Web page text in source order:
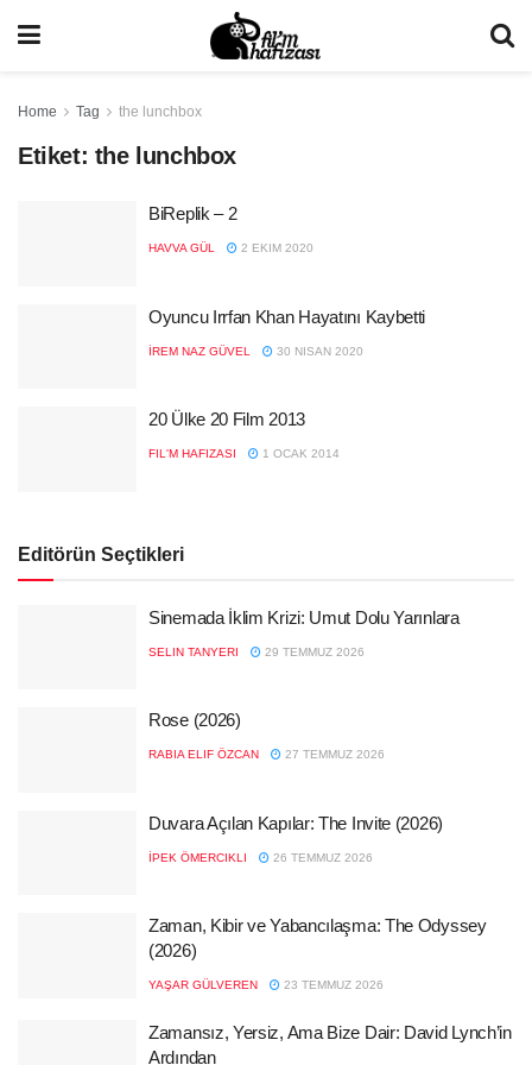
Home Tag the lunchbox
Etiket: the lunchbox
BiReplik – 2
HAVVA GÜL 2 EKIM 2020
Oyuncu Irrfan Khan Hayatını Kaybetti
İREM NAZ GÜVEL 30 NISAN 2020
20 Ülke 20 Film 2013
FIL'M HAFIZASI 1 OCAK 2014
Editörün Seçtikleri
Sinemada İklim Krizi: Umut Dolu Yarınlara
SELIN TANYERI 29 TEMMUZ 2026
Rose (2026)
RABIA ELIF ÖZCAN 27 TEMMUZ 2026
Duvara Açılan Kapılar: The Invite (2026)
İPEK ÖMERCIKLI 26 TEMMUZ 2026
Zaman, Kibir ve Yabancılaşma: The Odyssey
(2026)
YAŞAR GÜLVEREN 23 TEMMUZ 2026
Zamansız, Yersiz, Ama Bize Dair: David Lynch’in
Ardından